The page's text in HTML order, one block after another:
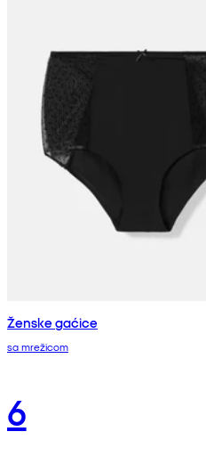
Ženske gaćice
sa mrežicom
6